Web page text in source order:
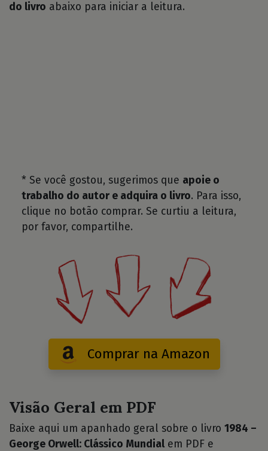
do livro abaixo para iniciar a leitura.
* Se você gostou, sugerimos que apoie o
trabalho do autor e adquira o livro. Para isso,
clique no botão comprar. Se curtiu a leitura,
por favor, compartilhe.
Comprar na Amazon
Visão Geral em PDF
Baixe aqui um apanhado geral sobre o livro 1984 –
George Orwell: Clássico Mundial em PDF e